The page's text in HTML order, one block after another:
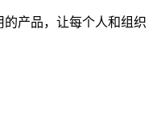
产品，让每个人和组织